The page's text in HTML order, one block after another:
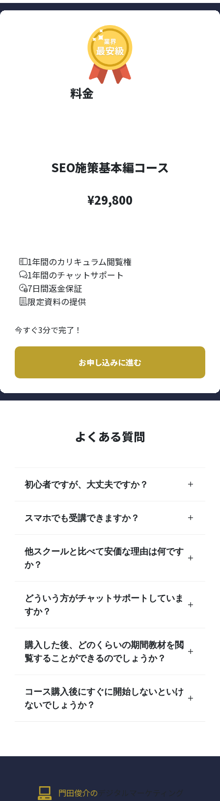
料金
SEO施策基本編コース
¥29,800
1年間のカリキュラム閲覧権
1年間のチャットサポート
7日間返金保証
限定資料の提供
今すぐ3分で完了！
お申し込みに進む
よくある質問
初心者ですが、大丈夫ですか？
スマホでも受講できますか？
他スクールと比べて安価な理由は何です
か？
どういう方がチャットサポートしていま
すか？
購入した後、どのくらいの期間教材を閲
覧することができるのでしょうか？
コース購入後にすぐに開始しないといけ
ないでしょうか？
門田俊介の デジタルマーケティング